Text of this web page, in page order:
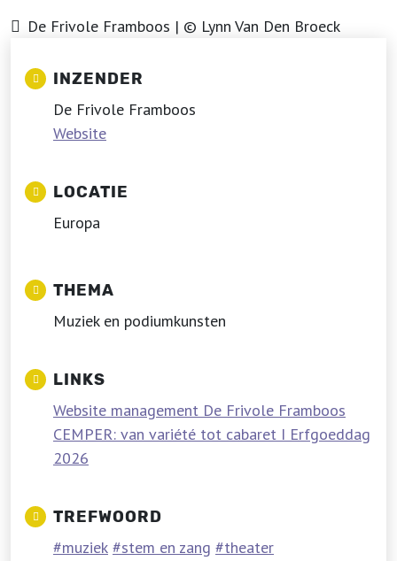
De Frivole Framboos | © Lynn Van Den Broeck
INZENDER
De Frivole Framboos
Website
LOCATIE
Europa
THEMA
Muziek en podiumkunsten
LINKS
Website management De Frivole Framboos
CEMPER: van variété tot cabaret I Erfgoeddag
2026
TREFWOORD
muziek stem en zang theater